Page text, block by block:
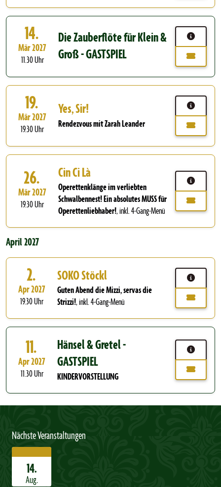
14.
Mär 2027
11.30 Uhr
Die Zauberflöte für Klein &
Groß - GASTSPIEL
19.
Mär 2027
19.30 Uhr
Yes, Sir!
Rendezvous mit Zarah Leander
26.
Mär 2027
19.30 Uhr
Cin Ci Là
Operettenklänge im verliebten
Schwalbennest! Ein absolutes MUSS für
Operettenliebhaber!,inkl. 4-Gang-Menü
April 2027
2.
Apr 2027
19.30 Uhr
SOKO Stöckl
Guten Abend die Mizzi, servas die
Strizzi!,inkl. 4-Gang-Menü
11.
Apr 2027
11.30 Uhr
Hänsel & Gretel -
GASTSPIEL
KINDERVORSTELLUNG
Nächste Veranstaltungen
14.
Aug.